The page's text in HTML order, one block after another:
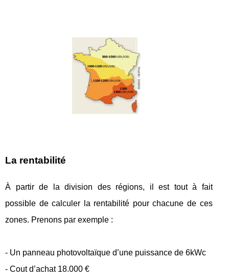
La rentabilité
À partir de la division des régions, il est tout à fait
possible de calculer la rentabilité pour chacune de ces
zones. Prenons par exemple :
- Un panneau photovoltaïque d’une puissance de 6kWc
- Cout d’achat 18.000 €